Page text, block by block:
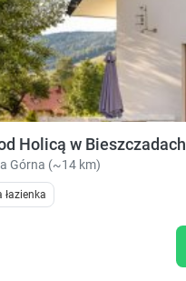
Holicą w Bieszczadach
Górna (~14 km)
łazienka